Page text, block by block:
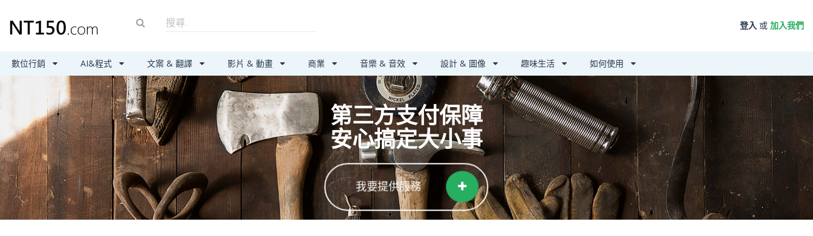
登入 或 加入我們
數位行銷 AI&程式 文案 & 翻譯 影片 & 動畫 商業 音樂 & 音效 設計 & 圖像 趣味生活 如何使用
第三方支付保障
安心搞定大小事
我要提供服務